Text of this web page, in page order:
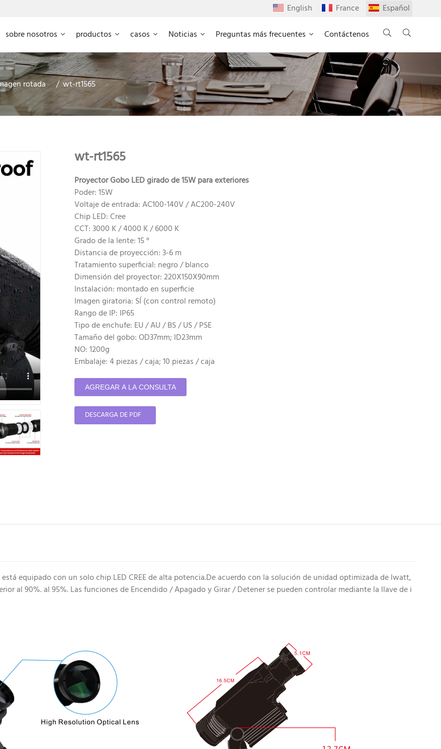
English France
Español
sobre nosotros productos casos Noticias Preguntas más frecuentes Contáctenos
rotada wt-rt1565
wt-rt1565
Proyector Gobo LED girado de 15W para exteriores
Poder: 15W
Voltaje de entrada: AC100-140V / AC200-240V
Chip LED: Cree
CCT: 3000 K / 4000 K / 6000 K
Grado de la lente: 15 °
Distancia de proyección: 3-6 m
Tratamiento superficial: negro / blanco
Dimensión del proyector: 220X150X90mm
Instalación: montado en superficie
Imagen giratoria: SÍ (con control remoto)
Rango de IP: IP65
Tipo de enchufe: EU / AU / BS / US / PSE
Tamaño del gobo: OD37mm; ID23mm
NO: 1200g
Embalaje: 4 piezas / caja; 10 piezas / caja
AGREGAR A LA CONSULTA
DESCARGA DE PDF
equipado con un solo chip LED CREE de alta potencia.De acuerdo con la solución de unidad optimizada de lwatt,
al 90%. al 95%. Las funciones de Encendido / Apagado y Girar / Detener se pueden controlar mediante la llave de i